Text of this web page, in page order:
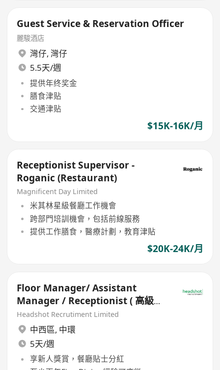
Guest Service & Reservation Officer
麗駿酒店
灣仔, 灣仔
5.5天/週
提供年终奖金
膳食津贴
交通津贴
$15K-16K/月
Receptionist Supervisor -
Roganic (Restaurant)
Magnificent Day Limited
米其林星級餐廳工作機會
跨部門培訓機會，包括前線服務
提供工作膳食，醫療計劃，教育津貼
$20K-24K/月
Floor Manager/ Assistant
Manager / Receptionist ( 高級中
法餐廳)
Headshot Recrutiment Limited
中西區, 中環
5天/週
享新人獎賞，餐廳貼士分紅